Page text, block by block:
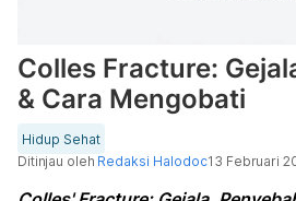
Colles Fracture:
& Cara Mengobati
Hidup Sehat
Ditinjau oleh Redaksi Halodoc13 Februari